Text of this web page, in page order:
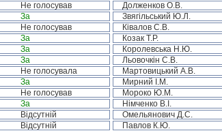
Не голосував Долженков О.В.
За Звягільський Ю.Л.
Не голосував Ківалов С.В.
За Козак Т.Р.
За Королевська Н.Ю.
За Льовочкін С.В.
Не голосувала Мартовицький А.В.
За Мирний І.М.
Не голосував Мороко Ю.М.
За Німченко В.І.
Відсутній Омельянович Д.С.
Відсутній Павлов К.Ю.